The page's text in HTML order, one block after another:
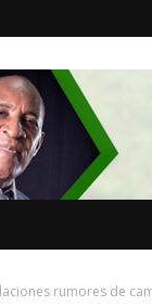
rumores de